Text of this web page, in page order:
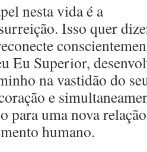
nesta vida é a
Isso quer
Eu Superior,
na vastidão do
e
para uma nova
humano.